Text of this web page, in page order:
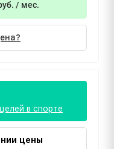
/ мес.
в спорте
цены